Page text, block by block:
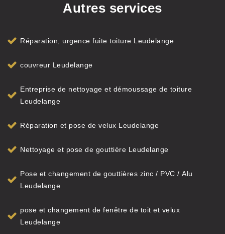
Autres services
Réparation, urgence fuite toiture Leudelange
couvreur Leudelange
Entreprise de nettoyage et démoussage de toiture
Leudelange
Réparation et pose de velux Leudelange
Nettoyage et pose de gouttière Leudelange
Pose et changement de gouttières zinc / PVC / Alu
Leudelange
pose et changement de fenêtre de toit et velux
Leudelange